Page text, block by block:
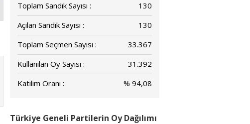
Toplam Sandık Sayısı :
130
Açılan Sandık Sayısı :
130
Toplam Seçmen Sayısı :
33.367
Kullanılan Oy Sayısı :
31.392
Katılım Oranı :
% 94,08
Türkiye Geneli Partilerin Oy Dağılımı